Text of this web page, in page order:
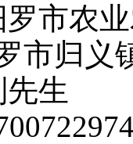
罗市农
市归义
先生